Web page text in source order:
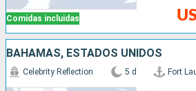
Comidas incluidas
BAHAMAS, ESTADOS UNIDOS
Celebrity Reflection 5 d Fort